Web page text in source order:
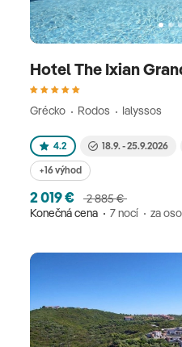
Hotel The Ixian
Grécko Rodos Ialyssos
4.2 18.9. - 25.9.2026
+16 výhod
2 019 €
2 885 €
Konečná cena
7 nocí za